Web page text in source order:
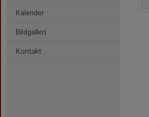
Kalender
Bildgalleri
Kontakt